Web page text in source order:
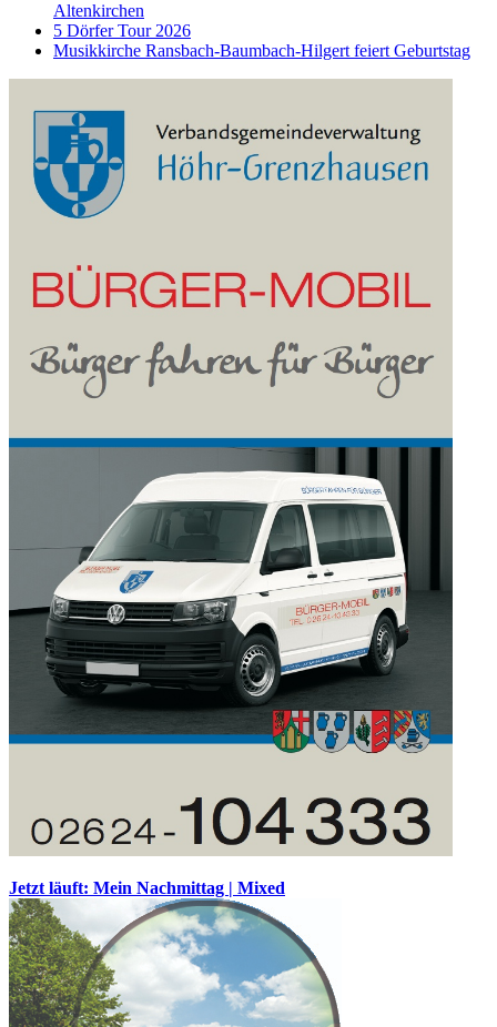
Altenkirchen
5 Dörfer Tour 2026
Musikkirche Ransbach-Baumbach-Hilgert feiert Geburtstag
Jetzt läuft: Mein Nachmittag | Mixed